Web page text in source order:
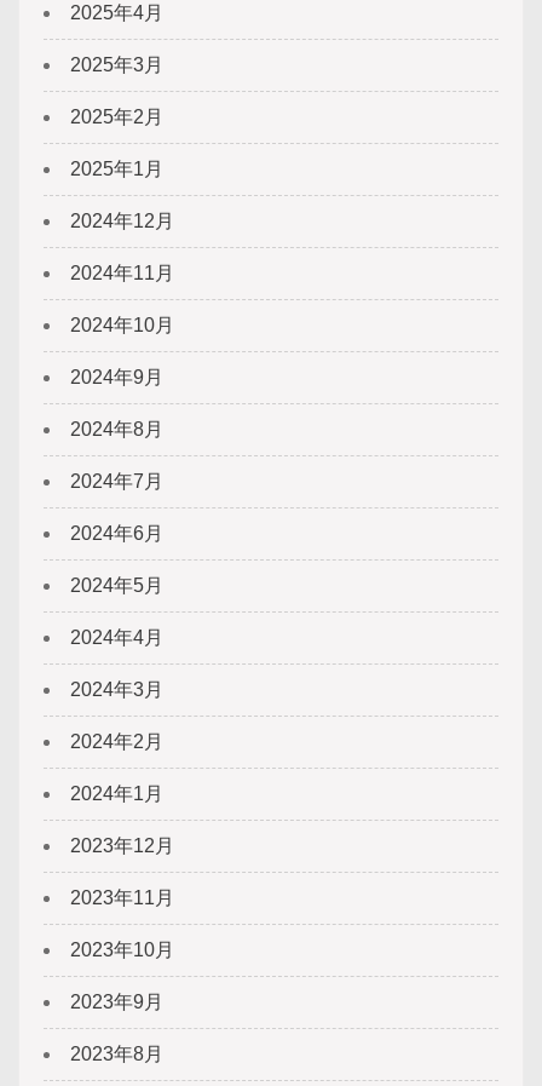
2025年4月
2025年3月
2025年2月
2025年1月
2024年12月
2024年11月
2024年10月
2024年9月
2024年8月
2024年7月
2024年6月
2024年5月
2024年4月
2024年3月
2024年2月
2024年1月
2023年12月
2023年11月
2023年10月
2023年9月
2023年8月